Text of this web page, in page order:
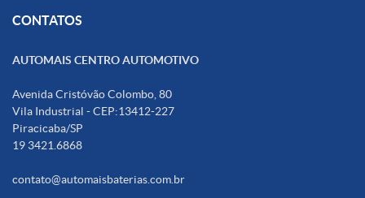
CONTATOS
AUTOMAIS CENTRO AUTOMOTIVO
Avenida Cristóvão Colombo, 80
Vila Industrial - CEP:13412-227
Piracicaba/SP
19 3421.6868
contato@automaisbaterias.com.br